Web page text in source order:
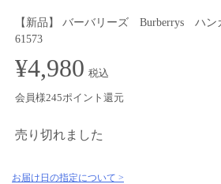
【新品】 バーバリーズ Burberrys ハ
61573
¥4,980 税込
会員様245ポイント還元
売り切れました
お届け日の指定について >